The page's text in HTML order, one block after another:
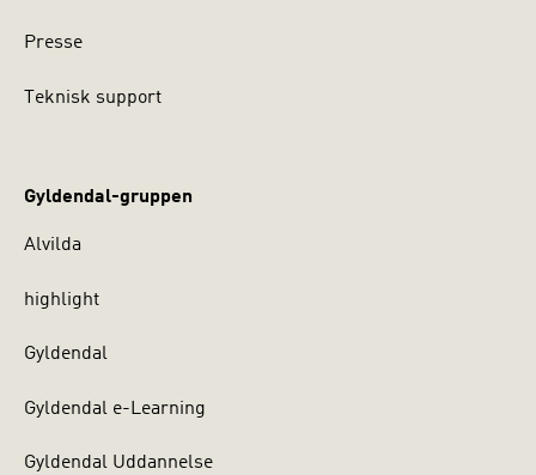
Presse
Teknisk support
Gyldendal-gruppen
Alvilda
highlight
Gyldendal
Gyldendal e-Learning
Gyldendal Uddannelse